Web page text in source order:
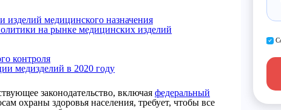
изделий медицинского назначения
на рынке медицинских изделий
контроля
медизделий в 2020 году
законодательство, включая федеральный
охраны здоровья населения, требует, чтобы все